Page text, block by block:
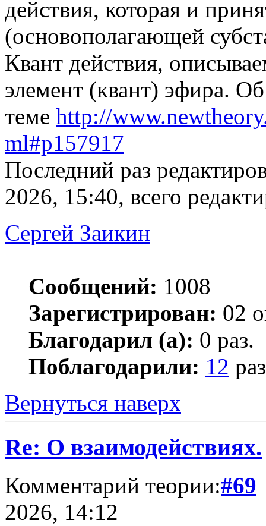
действия, которая и
(основополагающей
Квант действия,
элемент (квант) эфира.
теме http://
ml#p157917
Последний раз
2026, 15:40, всего
Сергей Заикин
Сообщений: 1008
Зарегистрирован: 02
Благодарил (а): 0 раз.
Поблагодарили: 12
Вернуться наверх
Re: О взаимодействиях.
Комментарий теории:#69
2026, 14:12